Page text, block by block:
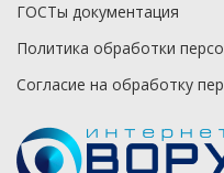
ГОСТы документация
Политика обработки
Согласие на обработку